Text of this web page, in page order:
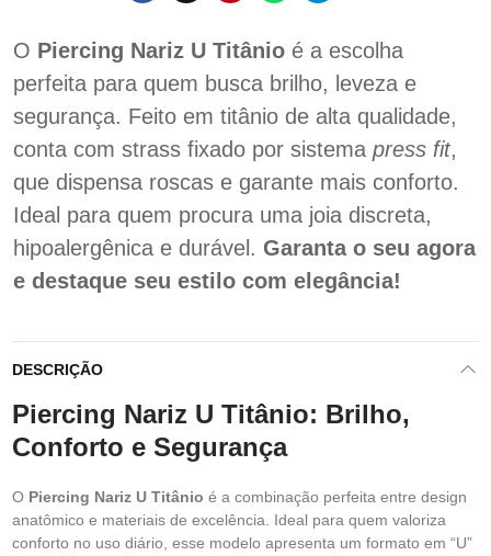
O Piercing Nariz U Titânio é a escolha
perfeita para quem busca brilho, leveza e
segurança. Feito em titânio de alta qualidade,
conta com strass fixado por sistema press fit,
que dispensa roscas e garante mais conforto.
Ideal para quem procura uma joia discreta,
hipoalergênica e durável. Garanta o seu agora
e destaque seu estilo com elegância!
DESCRIÇÃO
Piercing Nariz U Titânio: Brilho,
Conforto e Segurança
O Piercing Nariz U Titânio é a combinação perfeita entre design
anatômico e materiais de excelência. Ideal para quem valoriza
conforto no uso diário, esse modelo apresenta um formato em “U”